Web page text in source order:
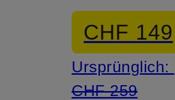
CHF 149
Ursprünglich:
CHF 259